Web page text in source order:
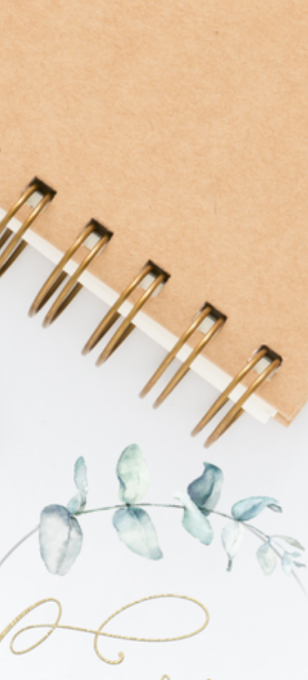
Gutscheine
Referenzen
Kooperation
Datenschutzerklärung